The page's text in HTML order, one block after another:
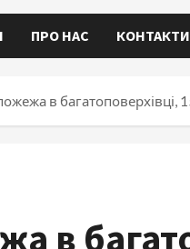
ПРО НАС КОНТАКТИ
в багатоповерхівці,
в